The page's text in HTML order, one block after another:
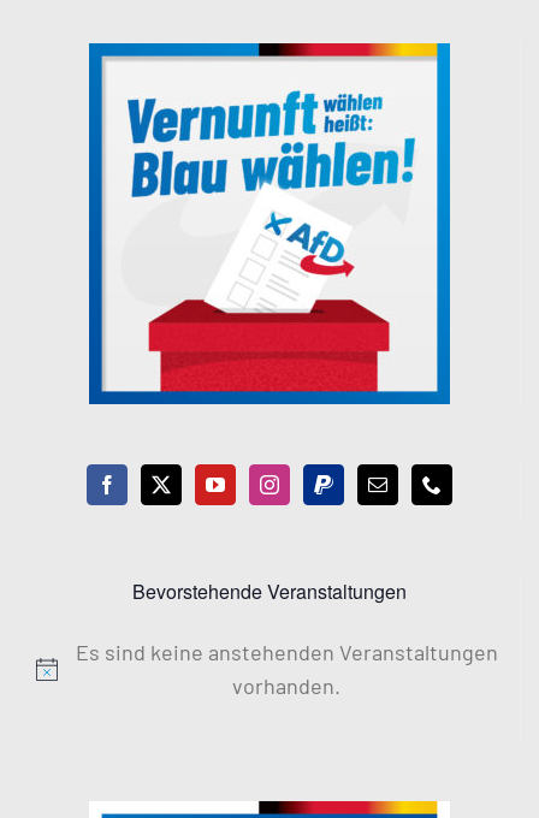
Bevorstehende Veranstaltungen
Hinweis
Es sind keine anstehenden Veranstaltungen
vorhanden.